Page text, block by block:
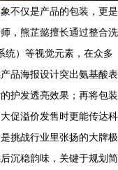
不仅是产品的包装，更是
，熊芷懿擅长通过整合洗
统）等视觉元素，在众多
品海报设计突出氨基酸表
护发透亮效果；再将包装
促溢价发售时更能传达科
挑战行业里张扬的大牌极
沉稳韵味，关键于规划简